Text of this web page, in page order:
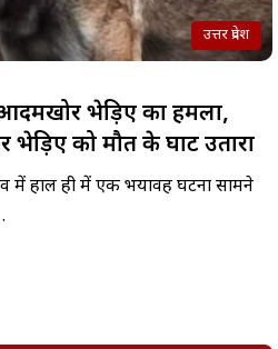
उत्तर प्रदेश
भेड़िए का हमला,
भेड़िए को मौत के घाट उतारा
में हाल ही में एक भयावह घटना सामने